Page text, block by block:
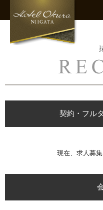
契約・フル
現在、求人募集